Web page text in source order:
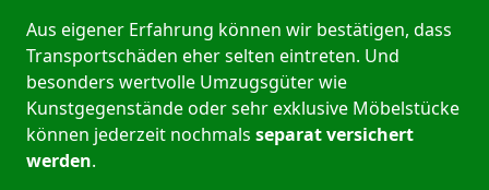
Aus eigener Erfahrung können wir bestätigen, dass
Transportschäden eher selten eintreten. Und
besonders wertvolle Umzugsgüter wie
Kunstgegenstände oder sehr exklusive Möbelstücke
können jederzeit nochmals separat versichert
werden.